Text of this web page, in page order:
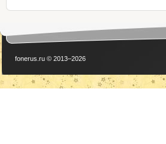
fonerus.ru © 2013–2026